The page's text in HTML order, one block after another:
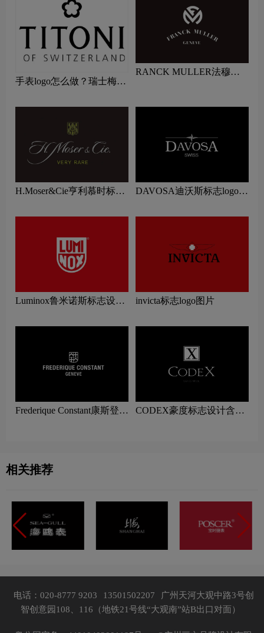
手表logo怎么做？瑞士梅花
RANCK MULLER法穆兰
H.Moser&Cie亨利慕时标志
念
DAVOSA迪沃斯标志logo图
Luminox鲁米诺斯标志设计
invicta标志logo图片
Frederique Constant康斯登标
CODEX豪度标志设计含义
相关推荐
电话：020-8777 9203 13501502207
广州天河大观中路3号创
智创意园108、116（地铁21号线“大观南”站B出口对面）